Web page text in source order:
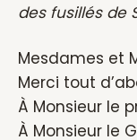
des fusillés de
Mesdames et
Merci tout
À Monsieur le
À Monsieur le